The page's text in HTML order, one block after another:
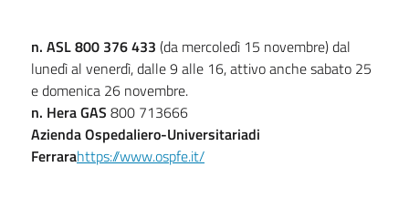
n. ASL 800 376 433 (da mercoledì 15 novembre) dal
lunedì al venerdì, dalle 9 alle 16, attivo anche sabato 25
e domenica 26 novembre.
n. Hera GAS 800 713666
Azienda Ospedaliero-Universitariadi
Ferrarahttps://www.ospfe.it/